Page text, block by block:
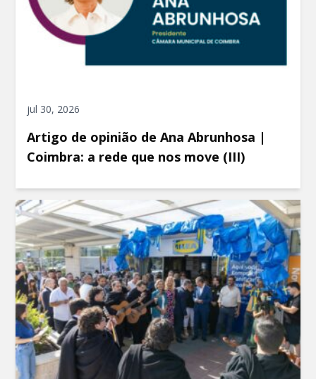
jul 30, 2026
Artigo de opinião de Ana Abrunhosa |
Coimbra: a rede que nos move (III)